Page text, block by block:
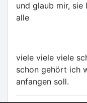
und glaub mir, sie
alle
viele viele viele
schon gehört ich
anfangen soll.